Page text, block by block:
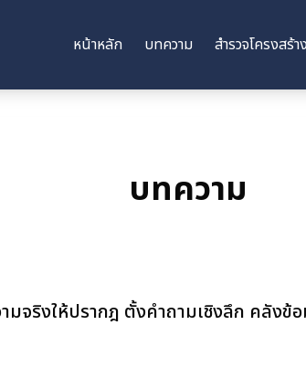
หน้าหลัก บทความ สำรวจโครงสร้
บทความ
จริงให้ปรากฎ ตั้งคำถามเชิงลึก คลังข้